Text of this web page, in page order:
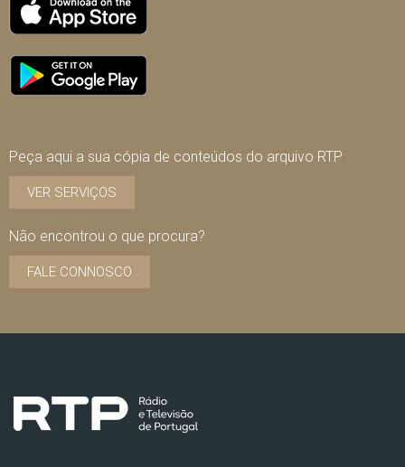
Peça aqui a sua cópia de conteúdos do arquivo RTP
VER SERVIÇOS
Não encontrou o que procura?
FALE CONNOSCO